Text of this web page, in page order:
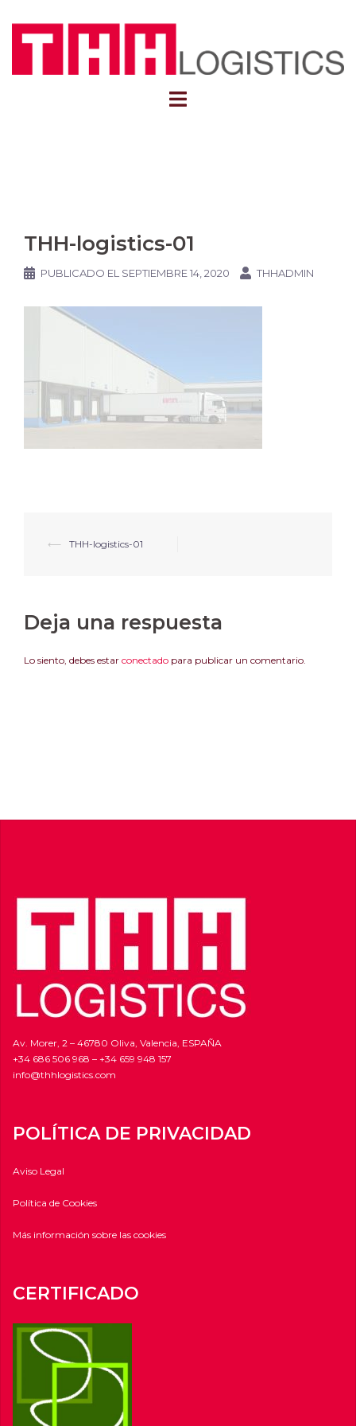
THH-logistics-01
PUBLICADO EL SEPTIEMBRE 14, 2020 THHADMIN
⟵ THH-logistics-01
Deja una respuesta
Lo siento, debes estar conectado para publicar un comentario.
Av. Morer, 2 – 46780 Oliva, Valencia, ESPAÑA
+34 686 506 968 – +34 659 948 157
info@thhlogistics.com
POLÍTICA DE PRIVACIDAD
Aviso Legal
Política de Cookies
Más información sobre las cookies
CERTIFICADO